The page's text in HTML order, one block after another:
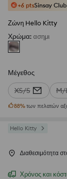
+6 ptsSinsay Club
Ζώνη Hello Kitty
Χρώμα: ασημι
Μέγεθος
XS/S M/
88%των πελατών
Hello Kitty
Διαθεσιμότητα
Χρόνος και